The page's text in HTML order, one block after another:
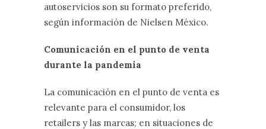
autoservicios son su formato preferido,
según información de Nielsen México.
Comunicación en el punto de venta
durante la pandemia
La comunicación en el punto de venta es
relevante para el consumidor, los
retailers y las marcas; en situaciones de